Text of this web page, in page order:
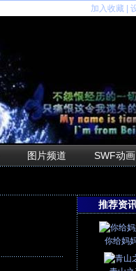
加入收藏
图片频道 SWF动画
推荐资
你给妈